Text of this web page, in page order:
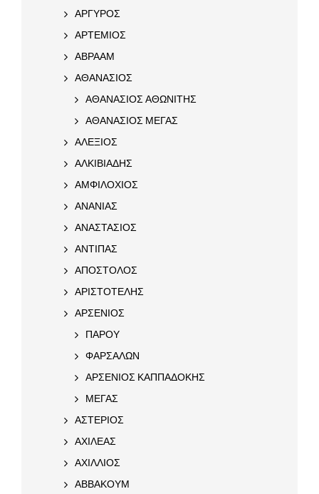
ΑΡΓΥΡΟΣ
ΑΡΤΕΜΙΟΣ
ΑΒΡΑΑΜ
ΑΘΑΝΑΣΙΟΣ
ΑΘΑΝΑΣΙΟΣ ΑΘΩΝΙΤΗΣ
ΑΘΑΝΑΣΙΟΣ ΜΕΓΑΣ
ΑΛΕΞΙΟΣ
ΑΛΚΙΒΙΑΔΗΣ
ΑΜΦΙΛΟΧΙΟΣ
ΑΝΑΝΙΑΣ
ΑΝΑΣΤΑΣΙΟΣ
ΑΝΤΙΠΑΣ
ΑΠΟΣΤΟΛΟΣ
ΑΡΙΣΤΟΤΕΛΗΣ
ΑΡΣΕΝΙΟΣ
ΠΑΡΟΥ
ΦΑΡΣΑΛΩΝ
ΑΡΣΕΝΙΟΣ ΚΑΠΠΑΔΟΚΗΣ
ΜΕΓΑΣ
ΑΣΤΕΡΙΟΣ
ΑΧΙΛΕΑΣ
ΑΧΙΛΛΙΟΣ
ΑΒΒΑΚΟΥΜ